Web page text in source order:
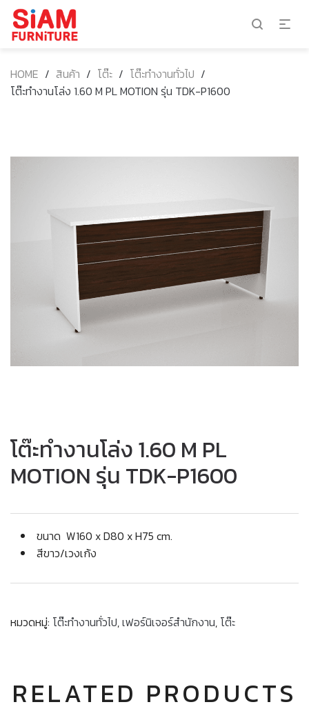
HOME / สินค้า / โต๊ะ / โต๊ะทำงานทั่วไป /
โต๊ะทำงานโล่ง 1.60 M PL MOTION รุ่น TDK-P1600
โต๊ะทำงานโล่ง 1.60 M PL
MOTION รุ่น TDK-P1600
ขนาด W160 x D80 x H75 cm.
สีขาว/เวงเก้ง
หมวดหมู่: โต๊ะทำงานทั่วไป,เฟอร์นิเจอร์สำนักงาน, โต๊ะ
RELATED PRODUCTS